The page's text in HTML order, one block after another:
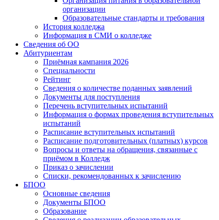
организации
Образовательные стандарты и требования
История колледжа
Информация в СМИ о колледже
Сведения об ОО
Абитуриентам
Приёмная кампания 2026
Специальности
Рейтинг
Сведения о количестве поданных заявлений
Документы для поступления
Перечень вступительных испытаний
Информация о формах проведения вступительных
испытаний
Расписание вступительных испытаний
Расписание подготовительных (платных) курсов
Вопросы и ответы на обращения, связанные с
приёмом в Колледж
Приказ о зачислении
Списки, рекомендованных к зачислению
БПОО
Основные сведения
Документы БПОО
Образование